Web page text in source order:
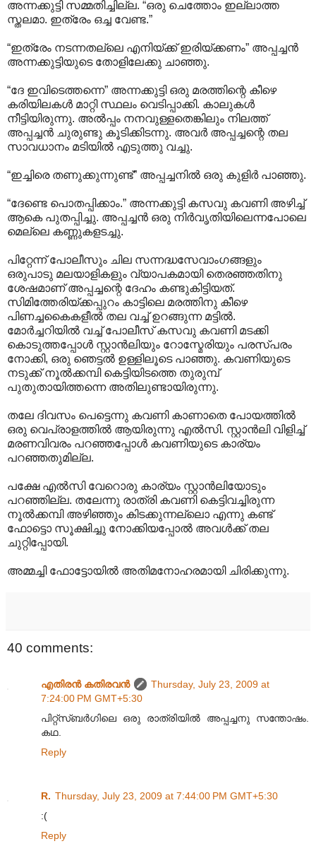
അന്നക്കുട്ടി സമ്മതിച്ചില്ല. “ഒരു ചെത്തോം ഇല്ലാത്ത
സ്തലമാ. ഇത്രേം ഒച്ച വേണ്ട.”
“ഇത്രേം നടന്നതല്ലെ എനിയ്ക്ക് ഇരിയ്ക്കണം” അപ്പച്ചൻ
അന്നക്കുട്ടിയുടെ തോളിലേക്കു ചാഞ്ഞു.
“ദേ ഇവിടെത്തന്നെ” അന്നക്കുട്ടി ഒരു മരത്തിന്റെ കീഴെ
കരിയിലകൾ മാറ്റി സ്ഥലം വെടിപ്പാക്കി. കാലുകൾ
നീട്ടിയിരുന്നു. അൽപ്പം നനവുള്ളതെങ്കിലും നിലത്ത്
അപ്പച്ചൻ ചുരുണ്ടു കൂടിക്കിടന്നു. അവർ അപ്പച്ചന്റെ തല
സാവധാനം മടിയിൽ എടുത്തു വച്ചു.
“ഇച്ചിരെ തണുക്കുന്നുണ്ട്” അപ്പച്ചനിൽ ഒരു കുളിർ പാഞ്ഞു.
“ദേണ്ടെ പൊതപ്പിക്കാം.” അന്നക്കുട്ടി കസവു കവണി അഴിച്ച്
ആകെ പുതപ്പിച്ചു. അപ്പച്ചൻ ഒരു നിർവൃതിയിലെന്നപോലെ
മെല്ലെ കണ്ണുകളടച്ചു.
പിറ്റേന്ന് പോലീസും ചില സന്നദ്ധസേവാംഗങ്ങളും
ഒരുപാടു മലയാളികളും വ്യാപകമായി തെരഞ്ഞതിനു
ശേഷമാണ് അപ്പച്ചന്റെ ദേഹം കണ്ടുകിട്ടിയത്.
സിമിത്തേരിയ്ക്കപ്പുറം കാട്ടിലെ മരത്തിനു കീഴെ
പിണച്ചകൈകളീൽ തല വച്ച് ഉറങ്ങുന്ന മട്ടിൽ.
മോർച്ചറിയിൽ വച്ച് പോലീസ് കസവു കവണി മടക്കി
കൊടുത്തപ്പോൾ സ്റ്റാൻലിയും റോസ്മേരിയും പരസ്പരം
നോക്കി, ഒരു ഞെട്ടൽ ഉള്ളിലൂടെ പാഞ്ഞു. കവണിയുടെ
നടുക്ക് നൂൽക്കമ്പി കെട്ടിയിടത്തെ തുരുമ്പ്
പുതുതായിത്തന്നെ അതിലുണ്ടായിരുന്നു.
തലേ ദിവസം പെട്ടെന്നു കവണി കാണാതെ പോയത്തിൽ
ഒരു വെപ്രാളത്തിൽ ആയിരുന്നു എൽസി. സ്റ്റാൻലി വിളിച്ച്
മരണവിവരം പറഞ്ഞപ്പോൾ കവണിയുടെ കാര്യം
പറഞ്ഞതുമില്ല.
പക്ഷേ എൽസി വേറൊരു കാര്യം സ്റ്റാൻലിയോടും
പറഞ്ഞില്ല. തലേന്നു രാത്രി കവണി കെട്ടിവച്ചിരുന്ന
നൂൽക്കമ്പി അഴിഞ്ഞും കിടക്കുന്നല്ലൊ എന്നു കണ്ട്
ഫോട്ടൊ സൂക്ഷിച്ചു നോക്കിയപ്പോൽ അവൾക്ക് തല
ചുറ്റിപ്പോയി.
അമ്മച്ചി ഫോട്ടോയിൽ അതിമനോഹരമായി ചിരിക്കുന്നു.
40 comments:
എതിരന്‍ കതിരവന്‍
Thursday, July 23, 2009 at
7:24:00 PM GMT+5:30
പിറ്റ്സ്ബർഗിലെ ഒരു രാത്രിയിൽ അപ്പച്ചനു സന്തോഷം.
കഥ.
Reply
R. Thursday, July 23, 2009 at 7:44:00 PM GMT+5:30
:(
Reply